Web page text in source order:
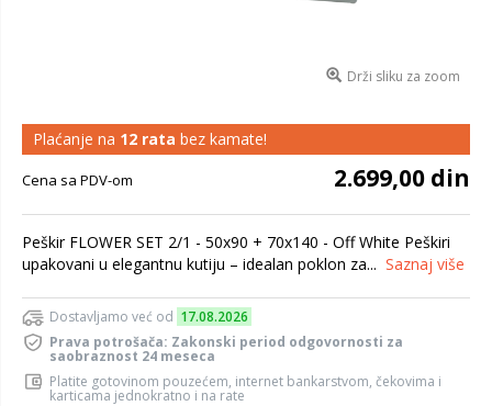
Drži sliku za zoom
Plaćanje na 12 rata bez kamate!
Cena sa PDV-om 2.699,00 din
Peškir FLOWER SET 2/1 - 50x90 + 70x140 - Off White Peškiri
upakovani u elegantnu kutiju – idealan poklon za... Saznaj više
Dostavljamo već od 17.08.2026
Prava potrošača: Zakonski period odgovornosti za
saobraznost 24 meseca
Platite gotovinom pouzećem, internet bankarstvom, čekovima i
karticama jednokratno i na rate